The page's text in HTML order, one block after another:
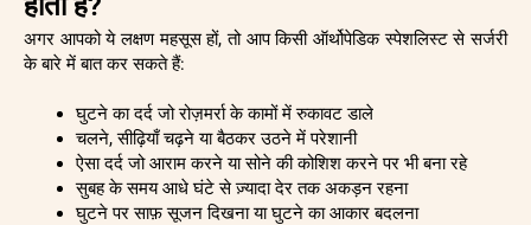
अगर आपको ये लक्षण महसूस हों, तो आप किसी ऑर्थोपेडिक स्पेशलिस्ट से सर्जरी
के बारे में बात कर सकते हैं:
घुटने का दर्द जो रोज़मर्रा के कामों में रुकावट डाले
चलने, सीढ़ियाँ चढ़ने या बैठकर उठने में परेशानी
ऐसा दर्द जो आराम करने या सोने की कोशिश करने पर भी बना रहे
सुबह के समय आधे घंटे से ज़्यादा देर तक अकड़न रहना
घुटने पर साफ़ सूजन दिखना या घुटने का आकार बदलना